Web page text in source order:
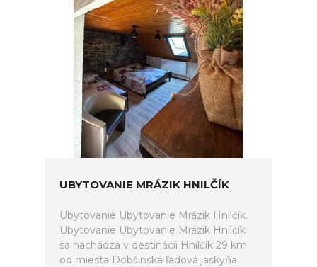
UBYTOVANIE MRÁZIK HNILČÍK
Ubytovanie Ubytovanie Mrázik Hnilčík.
Ubytovanie Ubytovanie Mrázik Hnilčík
sa nachádza v destinácii Hnilčík 29 km
od miesta Dobšinská ľadová jaskyňa.